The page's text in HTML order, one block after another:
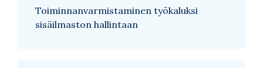
Toiminnanvarmistaminen työkaluksi
sisäilmaston hallintaan